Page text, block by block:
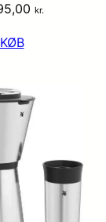
kr.
KØB